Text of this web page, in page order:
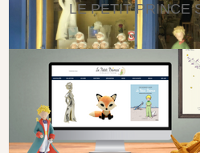
LE PETIT PRINCE